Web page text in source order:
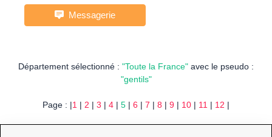
Messagerie
Département sélectionné : "Toute la France" avec le pseudo :
"gentils"
Page : |1 | 2 | 3 | 4 | 5 | 6 | 7 | 8 | 9 | 10 | 11 | 12 |